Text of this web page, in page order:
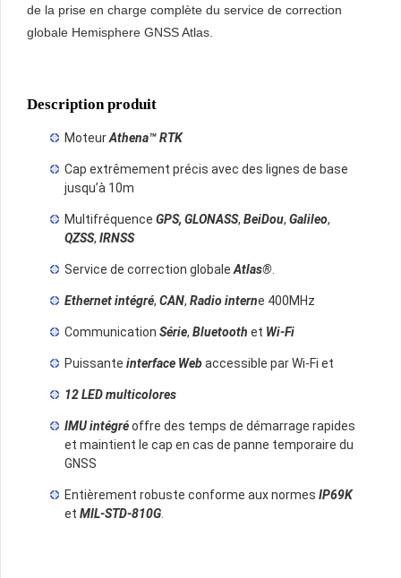
de la prise en charge complète du service de correction
globale Hemisphere GNSS Atlas.
Description produit
MoteurAthena™ RTK
Cap extrêmement précis avec des lignes de base
jusqu’à 10m
MultifréquenceGPS, GLONASS,BeiDou,Galileo,
QZSS,IRNSS
Service de correction globale Atlas®
Ethernet intégré,CAN,Radio interne 400MHz
CommunicationSérie,Bluetooth et Wi-Fi
Puissanteinterface Webaccessible par Wi-Fi et
12 LED multicolores
IMU intégréoffre des temps de démarrage rapides
et maintient le cap en cas de panne temporaire du
GNSS
Entièrement robuste conforme aux normesIP69K
etMIL-STD-810G